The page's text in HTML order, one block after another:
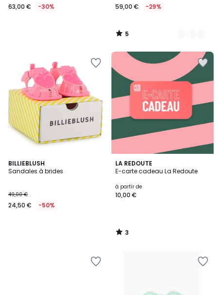
63,00 € -30% 59,00 € -29%
5
/
BILLIEBLUSH
Sandales à brides
49,00 €
24,50 € -50%
LA REDOUTE
E-carte cadeau La Redoute
à partir de
10,00 €
3
/
3
/